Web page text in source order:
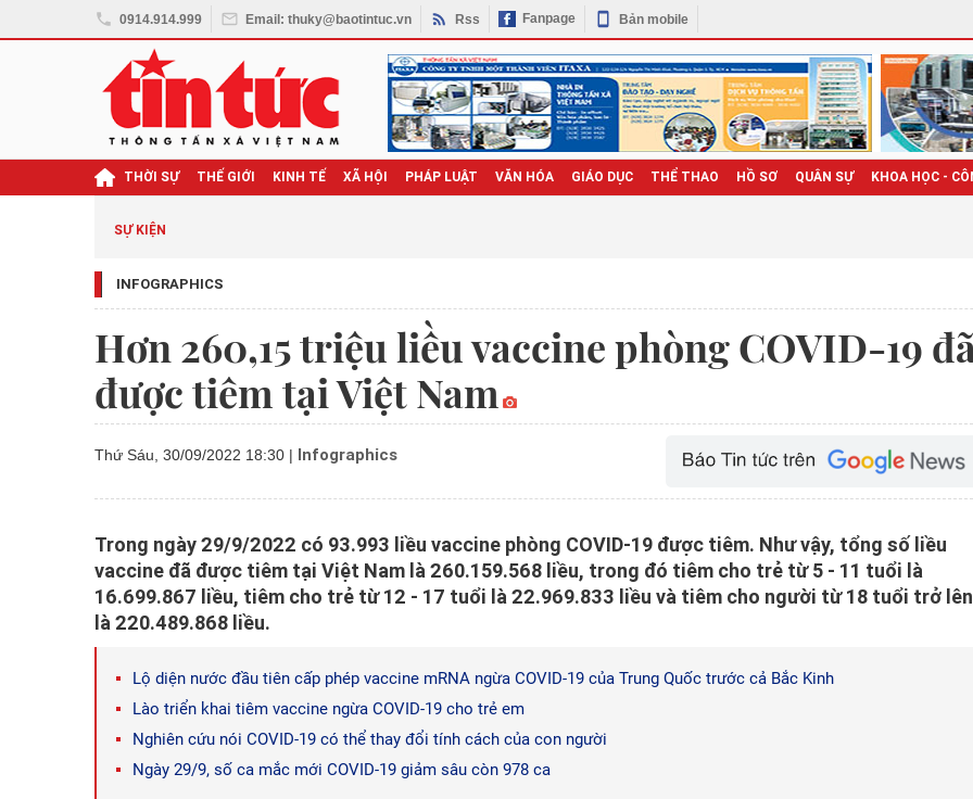
0914.914.999 Email: thuky@baotintuc.vn Rss Fanpage Bản mobile
THỜI SỰ THẾ GIỚI KINH TẾ XÃ HỘI PHÁP LUẬT VĂN HÓA GIÁO DỤC THỂ THAO HỒ SƠ QUÂN SỰ KHOA HỌC -
SỰ KIỆN
INFOGRAPHICS
Hơn 260,15 triệu liều vaccine phòng COVID-19
được tiêm tại Việt Nam
Thứ Sáu, 30/09/2022 18:30 | Infographics
Trong ngày 29/9/2022 có 93.993 liều vaccine phòng COVID-19 được tiêm. Như vậy, tổng số liều
vaccine đã được tiêm tại Việt Nam là 260.159.568 liều, trong đó tiêm cho trẻ từ 5 - 11 tuổi là
16.699.867 liều, tiêm cho trẻ từ 12 - 17 tuổi là 22.969.833 liều và tiêm cho người từ 18 tuổi trở lên
là 220.489.868 liều.
Lộ diện nước đầu tiên cấp phép vaccine mRNA ngừa COVID-19 của Trung Quốc trước cả Bắc Kinh
Lào triển khai tiêm vaccine ngừa COVID-19 cho trẻ em
Nghiên cứu nói COVID-19 có thể thay đổi tính cách của con người
Ngày 29/9, số ca mắc mới COVID-19 giảm sâu còn 978 ca